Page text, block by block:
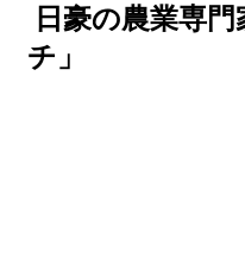
日豪の農業専
チ」